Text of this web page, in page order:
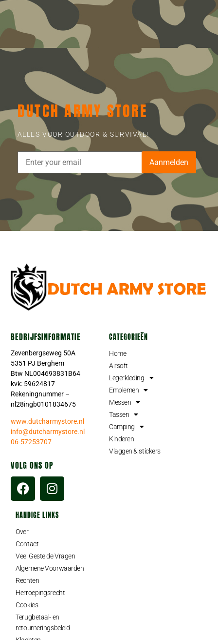
DUTCH ARMY STORE
ALLES VOOR OUTDOOR & SURVIVAL!
Aanmelden
BEDRIJFSINFORMATIE
Zevenbergseweg 50A
5351 PJ Berghem
Btw NL004693831B64
kvk: 59624817
Rekeningnummer –
nl28ingb0101834675
www.dutcharmystore.nl
info@dutcharmystore.nl
06-57253707
VOLG ONS OP
CATEGORIEËN
Home
Airsoft
Legerkleding
Emblemen
Messen
Tassen
Camping
Kinderen
Vlaggen & stickers
HANDIGE LINKS
Over
Contact
Veel Gestelde Vragen
Algemene Voorwaarden
Rechten
Herroepingsrecht
Cookies
Terugbetaal- en
retourneringsbeleid